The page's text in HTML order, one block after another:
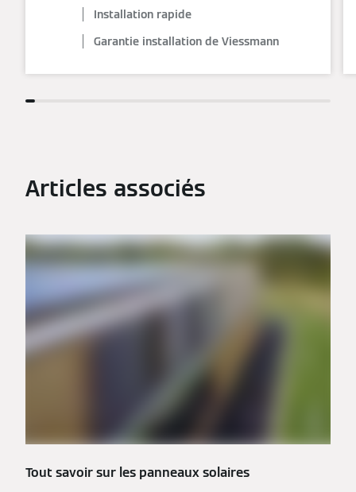
Installation rapide
Garantie installation de Viessmann
Articles associés
Tout savoir sur les panneaux solaires